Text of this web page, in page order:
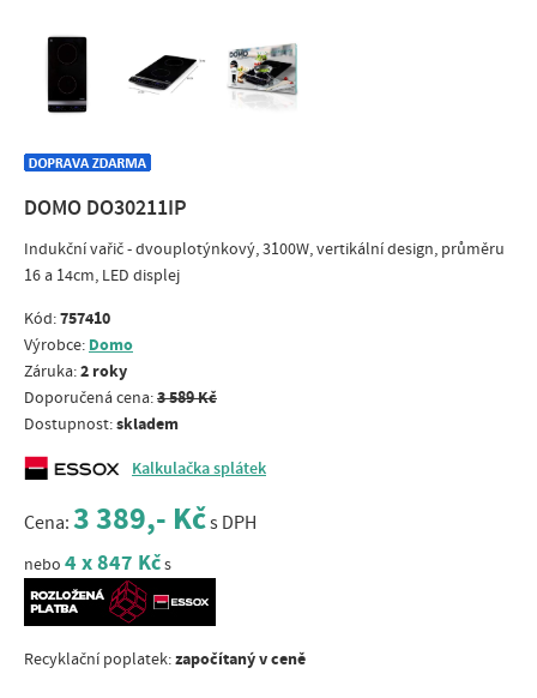
DOMO DO30211IP
Indukční vařič - dvouplotýnkový, 3100W, vertikální design, průměru
16 a 14cm, LED displej
Kód:757410
Výrobce: Domo
Záruka:2 roky
Doporučená cena:3 589 Kč
Dostupnost:skladem
Kalkulačka splátek
Cena: 3 389,- Kčs DPH
nebo 4 x 847 Kčs
Recyklační poplatek:započítaný v ceně